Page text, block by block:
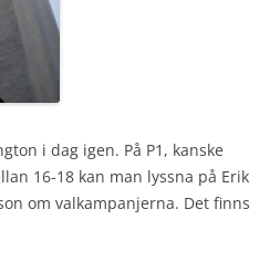
i dag igen. På P1, kanske
16-18 kan man lyssna på Erik
om valkampanjerna. Det finns